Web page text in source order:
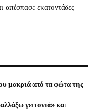
εκατοντάδες
μακριά από τα φώτα της
γειτονιά» και